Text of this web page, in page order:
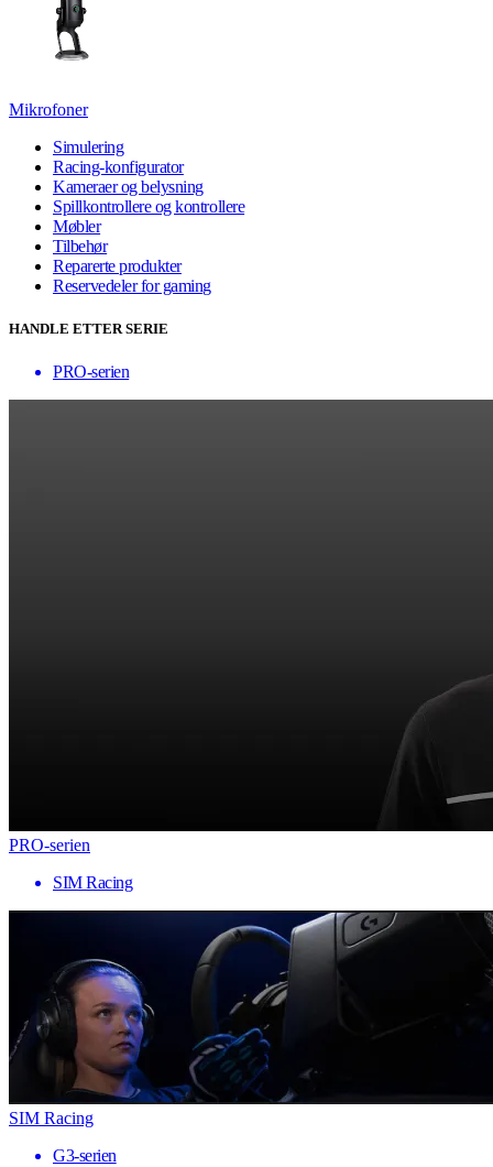
Mikrofoner
Simulering
Racing-konfigurator
Kameraer og belysning
Spillkontrollere og kontrollere
Møbler
Tilbehør
Reparerte produkter
Reservedeler for gaming
HANDLE ETTER SERIE
PRO-serien
PRO-serien
SIM Racing
SIM Racing
G3-serien